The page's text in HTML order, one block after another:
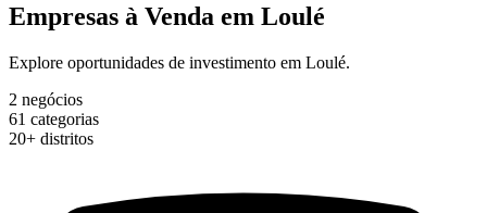
Empresas à Venda em Loulé
Explore oportunidades de investimento em Loulé.
2 negócios
61 categorias
20+ distritos